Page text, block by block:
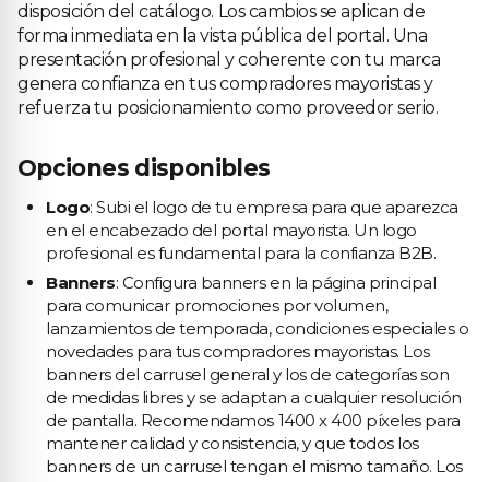
disposición del catálogo. Los cambios se aplican de
forma inmediata en la vista pública del portal. Una
presentación profesional y coherente con tu marca
genera confianza en tus compradores mayoristas y
refuerza tu posicionamiento como proveedor serio.
Opciones disponibles
Logo: Subi el logo de tu empresa para que aparezca
en el encabezado del portal mayorista. Un logo
profesional es fundamental para la confianza B2B.
Banners: Configura banners en la página principal
para comunicar promociones por volumen,
lanzamientos de temporada, condiciones especiales o
novedades para tus compradores mayoristas. Los
banners del carrusel general y los de categorías son
de medidas libres y se adaptan a cualquier resolución
de pantalla. Recomendamos 1400 x 400 píxeles para
mantener calidad y consistencia, y que todos los
banners de un carrusel tengan el mismo tamaño. Los